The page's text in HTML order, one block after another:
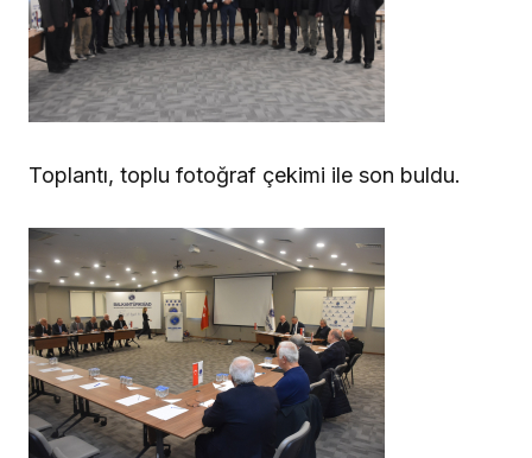
Toplantı, toplu fotoğraf çekimi ile son buldu.